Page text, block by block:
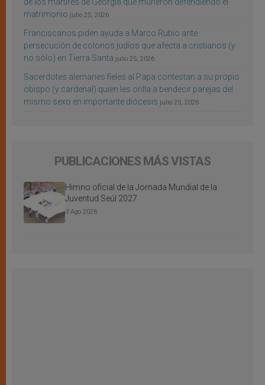
de los mártires de Georgia que murieron defendiendo el
matrimonio julio 25, 2026
Franciscanos piden ayuda a Marco Rubio ante
persecución de colonos judíos que afecta a cristianos (y
no sólo) en Tierra Santa julio 25, 2026
Sacerdotes alemanes fieles al Papa contestan a su propio
obispo (y cardenal) quien les orilla a bendecir parejas del
mismo sexo en importante diócesis julio 25, 2026
PUBLICACIONES MÁS VISTAS
Himno oficial de la Jornada Mundial de la
Juventud Seúl 2027
3 Ago 2026